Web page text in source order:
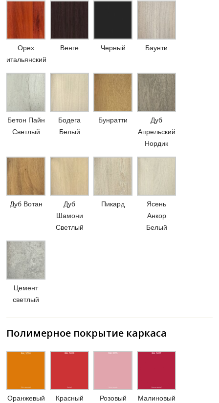
Орех
итальянский
Венге Черный Баунти
Бетон Пайн
Светлый
Бодега
Белый
Бунратти
Дуб
Апрельский
Нордик
Дуб Вотан
Дуб
Шамони
Светлый
Пикард
Ясень
Анкор
Белый
Цемент
светлый
Полимерное покрытие каркаса
Оранжевый
Красный
Розовый
Малиновый